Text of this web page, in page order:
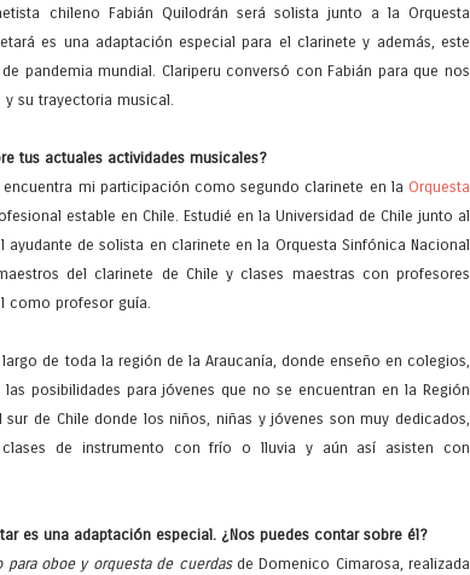
chileno Fabián Quilodrán será solista junto a la Orquesta
es una adaptación especial para el clarinete y además, este
pandemia mundial. Clariperu conversó con Fabián para que nos
su trayectoria musical.
tus actuales actividades musicales?
mi participación como segundo clarinete en la Orquesta
estable en Chile. Estudié en la Universidad de Chile junto al
ayudante de solista en clarinete en la Orquesta Sinfónica Nacional
del clarinete de Chile y clases maestras con profesores
como profesor guía.
de toda la región de la Araucanía, donde enseño en colegios,
posibilidades para jóvenes que no se encuentran en la Región
de Chile donde los niños, niñas y jóvenes son muy dedicados,
de instrumento con frío o lluvia y aún así asisten con
es una adaptación especial. ¿Nos puedes contar sobre él?
para oboe y orquesta de cuerdasde Domenico Cimarosa, realizada